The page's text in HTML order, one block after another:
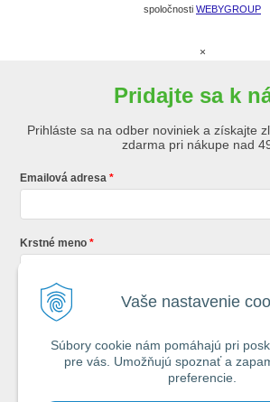
Vaše nastavenie
Súbory cookie nám pomáhajú pri
pre vás. Umožňujú spoznať a
preferencie.
spoločnosti WEBYGROUP
×
Pridajte sa k
Prihláste sa na odber noviniek a získajte
zdarma pri nákupe nad
Emailová adresa
Krstné meno
Registráciou súhlasíte so